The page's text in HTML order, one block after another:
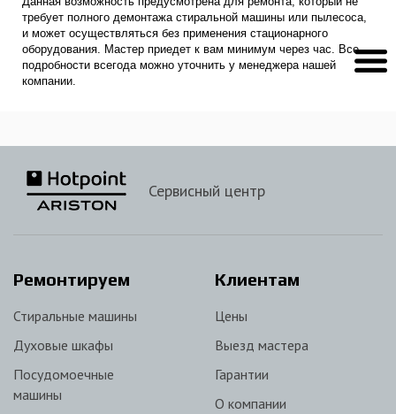
требует полного демонтажа стиральной машины или пылесоса,
и может осуществляться без применения стационарного
оборудования. Мастер приедет к вам минимум через час. Все
подробности всегода можно уточнить у менеджера нашей
компании.
Сервисный центр
Ремонтируем
Стиральные машины
Духовые шкафы
Посудомоечные
машины
Клиентам
Цены
Выезд мастера
Гарантии
О компании